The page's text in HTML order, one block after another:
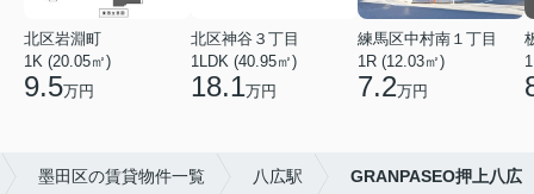
北区岩淵町
1K (20.05㎡)
9.5万円
北区神谷３丁目
1LDK (40.95㎡)
18.1万円
練馬区中村南１丁目
1R (12.03㎡)
7.2万円
墨田区の賃貸物件一覧 八広駅 GRANPASEO押上八広